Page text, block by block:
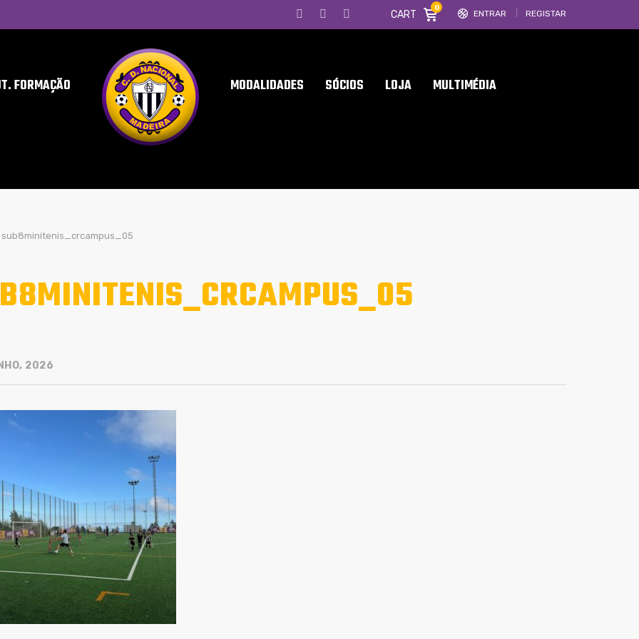
ENTRAR REGISTAR
CART
0
FORMAÇÃO MODALIDADES SÓCIOS LOJA MULTIMÉDIA
sub8minitenis_crcampus_05
2026